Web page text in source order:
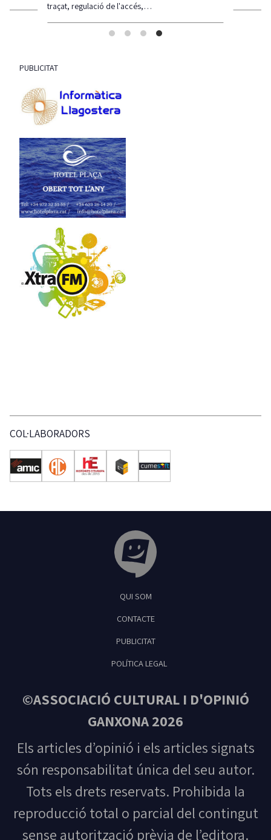
COL·LABORADORS
Tribuna Ganxona - Revista digital de Sant
GANXONA 2026
són responsabilitat única del seu autor.
Tots els drets reservats. Prohibida la
reproducció total o parcial del contingut
sense autorització prèvia de l’editora.